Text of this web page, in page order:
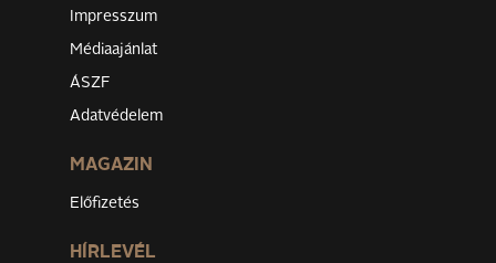
Impresszum
Médiaajánlat
ÁSZF
Adatvédelem
MAGAZIN
Előfizetés
HÍRLEVÉL